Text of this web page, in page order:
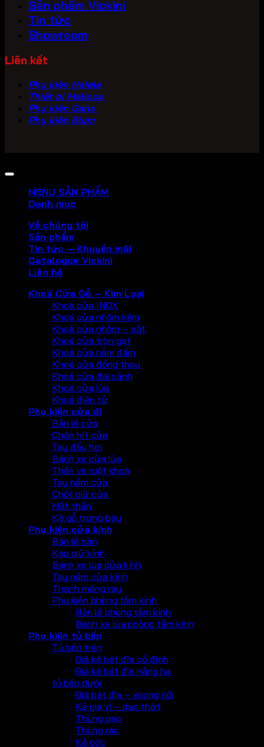
Sản phẩm Vickini
Tin tức
Showroom
Liên kết
Phụ kiện Hafele
Thiết bị Malloca
Phụ kiện Garis
Phụ kiện Blum
MENU SẢN PHẨM
Danh mục
Về chúng tôi
Sản phẩm
Tin tức – Khuyến mãi
Catalogue Vickini
Liên hệ
Khoá Cửa Gỗ – Kim Loại
Khoá cửa INOX
Khoá cửa nhôm kẽm
Khoả cửa nhôm – sắt
Khoá cửa tròn gạt
Khoá cửa nắm đấm
Khoá cửa đồng thau
Khoá cửa đại sảnh
Khoá cửa lùa
Khoá điện tử
Phụ kiện cửa đi
Bản lề cửa
Chặn hít cửa
Tay đẩy hơi
Bánh xe cửa lùa
Thân và ruột khoá
Tay nắm cửa
Chốt giữ cửa
Mắt thần
Kệ gỗ trưng bày
Phụ kiện cửa kính
Bản lề sàn
Kẹp giữ kính
Bánh xe lùa cửa kính
Tay nắm cửa kính
Thanh máng ray
Phụ kiện phòng tắm kính
Bản lề phòng tắm kính
Bánh xe lùa phòng tắm kính
Phụ kiện tủ bếp
Tủ bếp trên
Giá kệ bát đĩa cố định
Giá kệ bát đĩa nâng hạ
tủ bếp dưới
Giá bát đĩa – xoong nồi
Kệ gia vị – dao thớt
Thùng gạo
Thùng rác
Kệ góc